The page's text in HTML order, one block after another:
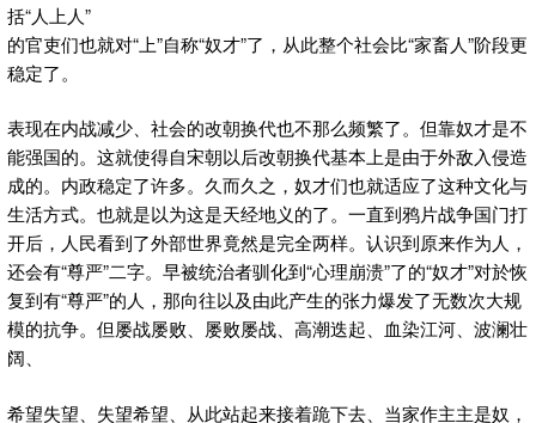
括“人上人”
的官吏们也就对“上”自称“奴才”了，从此整个社会比“家畜人”阶段更
稳定了。
表现在内战减少、社会的改朝换代也不那么频繁了。但靠奴才是不
能强国的。这就使得自宋朝以后改朝换代基本上是由于外敌入侵造
成的。内政稳定了许多。久而久之，奴才们也就适应了这种文化与
生活方式。也就是以为这是天经地义的了。一直到鸦片战争国门打
开后，人民看到了外部世界竟然是完全两样。认识到原来作为人，
还会有“尊严”二字。早被统治者驯化到“心理崩溃”了的“奴才”对於恢
复到有“尊严”的人，那向往以及由此产生的张力爆发了无数次大规
模的抗争。但屡战屡败、屡败屡战、高潮迭起、血染江河、波澜壮
阔、
希望失望、失望希望、从此站起来接着跪下去、当家作主主是奴，